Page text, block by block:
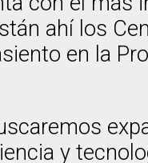
ahí los
en la
y